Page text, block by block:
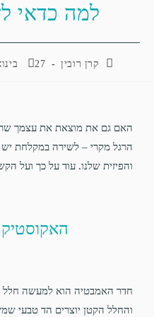
למה כדאי
קרן רובין 27 בינואר 2025
האם גם את מוצאת את עצמך
הרגל מקרי – לשירה במקלחת יש
והפיזית שלנו. עוד על כך ועל
חדר האמבטיה הוא למעשה חלל
והחלל הקטן יוצרים הד טבעי